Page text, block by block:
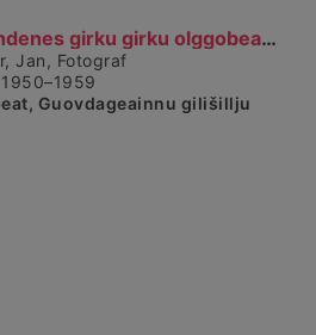
Olbmot čuččot Trondenes girku girku olggobeal. Fol...
Čájet dárkkes dieđuid
Jan, Fotograf
1950–1959
Guovdageainnu gilišillju